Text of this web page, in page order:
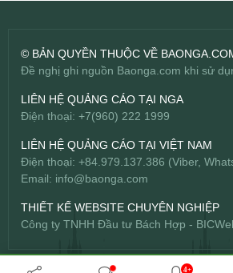
© BẢN QUYỀN THUỘC VỀ
Đề nghị ghi nguồn Baonga.com khi sử
LIÊN HỆ QUẢNG CÁO TẠI NGA
Điện thoại: +7(960) 222 1999
LIÊN HỆ QUẢNG CÁO TẠI VIỆT NAM
Điện thoại: +84.979.137.386 (Viber,
Email: info@baonga.com
THIẾT KẾ WEBSITE CHUYÊN NGHIỆP
Công ty TNHH Đầu tư Bách Hợp -
4+